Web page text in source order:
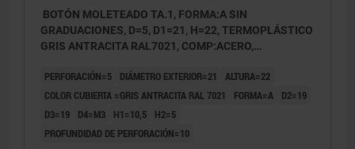
BOTÓN MOLETEADO TA.1, FORMA:A SIN
GRADUACIONES, D=5, D1=21, H=22, TERMOPLÁSTICO
GRIS ANTRACITA RAL7021, COMP:ACERO,
PERFORACIÓN=5 DIÁMETRO EXTERIOR=21
ALTURA=22
COLOR CUBIERTA =GRIS ANTRACITA RAL 7021
FORMA=A
D2=19
D3=19
D4=M3 H1=10,5
H2=5
PROFUNDIDAD DE PERFORACIÓN=10